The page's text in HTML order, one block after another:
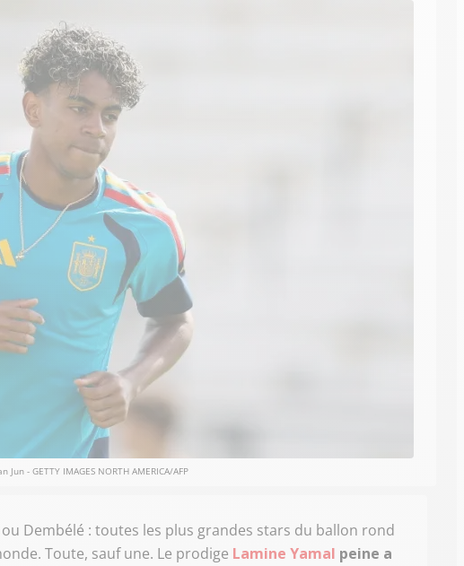
Jun - GETTY IMAGES NORTH AMERICA/AFP
Dembélé : toutes les plus grandes stars du ballon rond
Toute, sauf une. Le prodige Lamine Yamal peine a